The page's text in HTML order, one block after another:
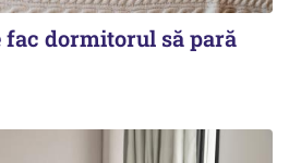
fac dormitorul să pară